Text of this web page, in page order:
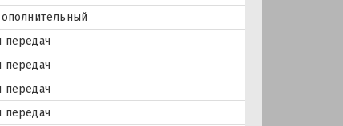
передач
передач
передач
передач